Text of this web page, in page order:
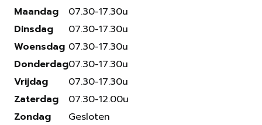
Maandag
Dinsdag
Woensdag
Donderdag
Vrijdag
Zaterdag
Zondag
07.30-17.30u
07.30-17.30u
07.30-17.30u
07.30-17.30u
07.30-17.30u
07.30-12.00u
Gesloten